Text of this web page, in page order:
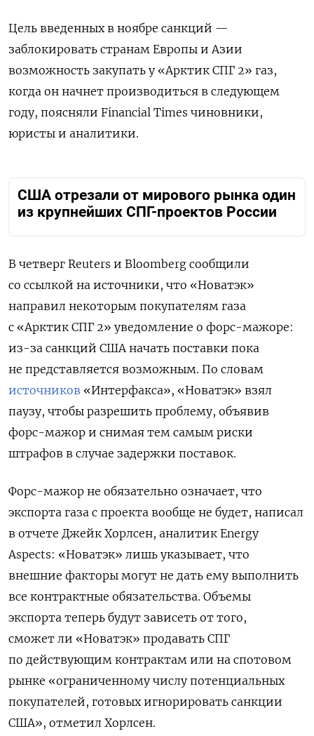
Цель введенных в ноябре санкций —
заблокировать странам Европы и Азии
возможность закупать у «Арктик СПГ 2» газ,
когда он начнет производиться в следующем
году, поясняли Financial Times чиновники,
юристы и аналитики.
США отрезали от мирового рынка один
из крупнейших СПГ-проектов России
В четверг Reuters и Bloomberg сообщили
со ссылкой на источники, что «Новатэк»
направил некоторым покупателям газа
с «Арктик СПГ 2» уведомление о форс-мажоре:
из-за санкций США начать поставки пока
не представляется возможным. По словам
источников «Интерфакса», «Новатэк» взял
паузу, чтобы разрешить проблему, объявив
форс-мажор и снимая тем самым риски
штрафов в случае задержки поставок.
Форс-мажор не обязательно означает, что
экспорта газа с проекта вообще не будет, написал
в отчете Джейк Хорлсен, аналитик Energy
Aspects: «Новатэк» лишь указывает, что
внешние факторы могут не дать ему выполнить
все контрактные обязательства. Объемы
экспорта теперь будут зависеть от того,
сможет ли «Новатэк» продавать СПГ
по действующим контрактам или на спотовом
рынке «ограниченному числу потенциальных
покупателей, готовых игнорировать санкции
США», отметил Хорлсен.